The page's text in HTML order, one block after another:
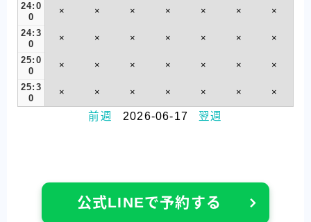
24:0
0
× × × × × × ×
24:3
0
× × × × × × ×
25:0
0
× × × × × × ×
25:3
0
× × × × × × ×
前週 2026-06-17 翌週
公式LINEで予約する